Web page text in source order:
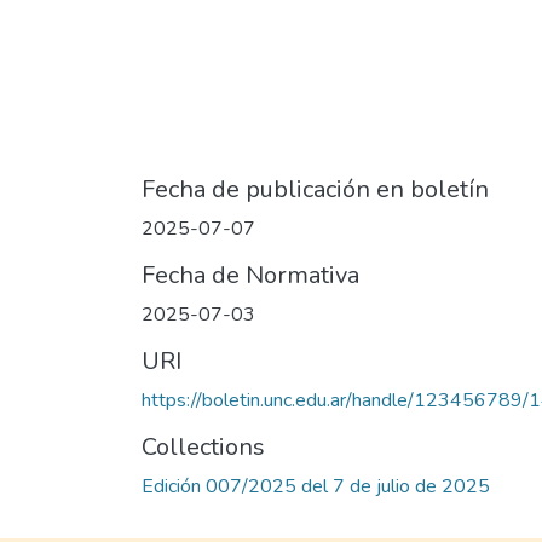
Fecha de publicación en boletín
2025-07-07
Fecha de Normativa
2025-07-03
URI
https://boletin.unc.edu.ar/handle/123456789/
Collections
Edición 007/2025 del 7 de julio de 2025